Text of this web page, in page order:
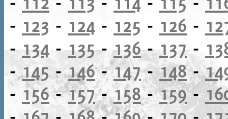
- 123 - 124 - 125 - 126 -
-134 - 135-136-137-
-145-146-147-148-
- 156-157-158-159-